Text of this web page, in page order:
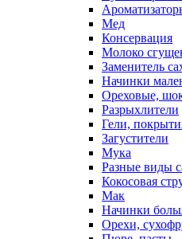
Мед
Консервация
Молоко
Заменитель
Начинки
Ореховые,
Разрыхлители
Гели,
Загустители
Мука
Разные виды
Кокосовая
Мак
Начинки
Орехи,